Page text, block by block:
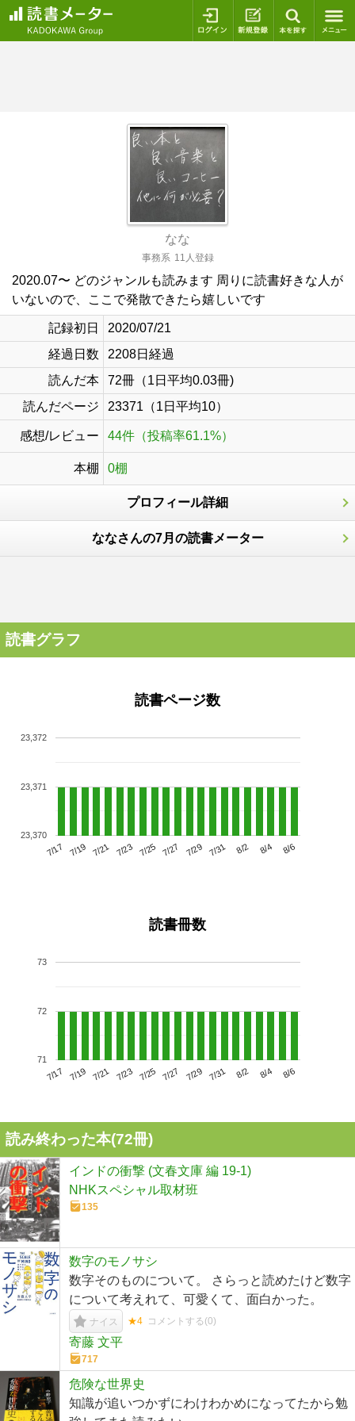
ログイン 新規登録
なな
事務系 11人登録
2020.07〜 どのジャンルも読みます 周りに読書好きな人が
いないので、ここで発散できたら嬉しいです
記録初日
2020/07/21
経過日数
2208日経過
読んだ本
72冊（1日平均0.03冊)
読んだページ
23371（1日平均10）
感想/レビュー 44件（投稿率61.1%）
本棚 0棚
プロフィール詳細
ななさんの7月の読書メーター
読書グラフ
読書ページ数
7/17 7/19 7/21 7/23 7/25 7/27 7/29 7/31 8/2 8/4 8/6
23,370
23,371
23,372
読書冊数
7/17 7/19 7/21 7/23 7/25 7/27 7/29 7/31 8/2 8/4 8/6
71
72
73
読み終わった本(72冊)
インドの衝撃 (文春文庫 編 19-1)
NHKスペシャル取材班
135
数字のモノサシ
数字そのものについて。 さらっと読めたけど数字
について考えれて、可愛くて、面白かった。
ナイス ★4 コメントする(0)
寄藤 文平
717
危険な世界史
知識が追いつかずにわけわかめになってたから勉